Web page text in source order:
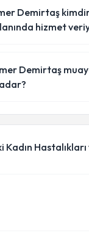
Demirtaş
hizmet
Demirtaş
Kadın